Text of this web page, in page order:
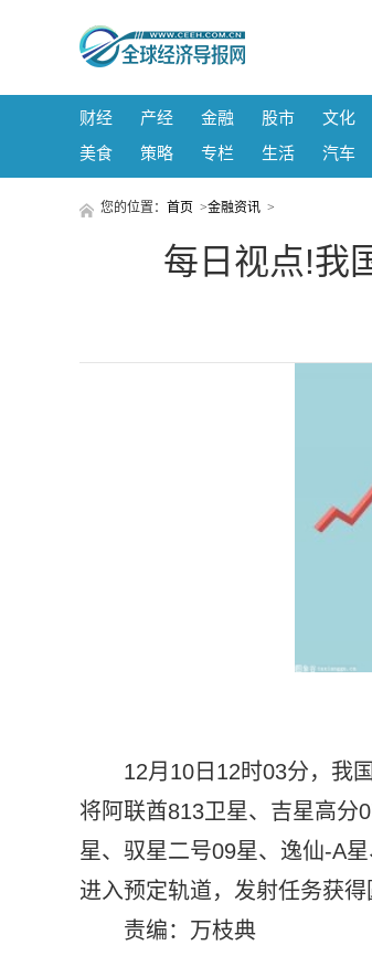
财经 产经 金融 股市 文化
美食
策略 专栏 生活 汽车
您的位置： 首页 >金融资讯 >
每日视点!我
12月10日12时03分，我
将阿联酋813卫星、吉星高分
星、驭星二号09星、逸仙-A
进入预定轨道，发射任务获得
责编：万枝典